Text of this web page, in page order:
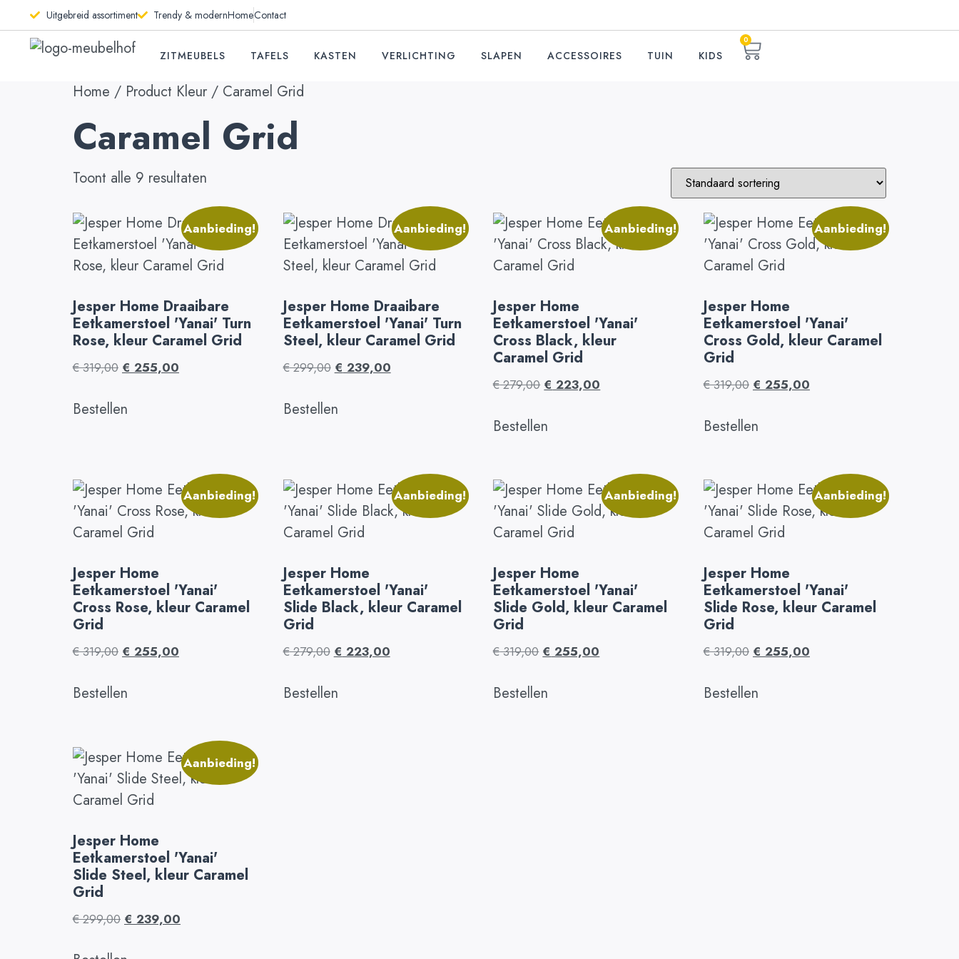
Uitgebreid assortiment Trendy & modernHomeContact
ZITMEUBELS TAFELS KASTEN VERLICHTING SLAPEN ACCESSOIRES TUIN KIDS
0
Home / Product Kleur / Caramel Grid
Caramel Grid
Toont alle 9 resultaten
Aanbieding!
Jesper Home Draaibare
Eetkamerstoel 'Yanai' Turn
Rose, kleur Caramel Grid
€319,00 € 255,00
Bestellen
Aanbieding!
Jesper Home Draaibare
Eetkamerstoel 'Yanai' Turn
Steel, kleur Caramel Grid
€299,00 € 239,00
Bestellen
Aanbieding!
Jesper Home
Eetkamerstoel 'Yanai'
Cross Black, kleur
Caramel Grid
€279,00 € 223,00
Bestellen
Aanbieding!
Jesper Home
Eetkamerstoel 'Yanai'
Cross Gold, kleur Caramel
Grid
€319,00 € 255,00
Bestellen
Aanbieding!
Jesper Home
Eetkamerstoel 'Yanai'
Cross Rose, kleur Caramel
Grid
€319,00 € 255,00
Bestellen
Aanbieding!
Jesper Home
Eetkamerstoel 'Yanai'
Slide Black, kleur Caramel
Grid
€279,00 € 223,00
Bestellen
Aanbieding!
Jesper Home
Eetkamerstoel 'Yanai'
Slide Gold, kleur Caramel
Grid
€319,00 € 255,00
Bestellen
Aanbieding!
Jesper Home
Eetkamerstoel 'Yanai'
Slide Rose, kleur Caramel
Grid
€319,00 € 255,00
Bestellen
Aanbieding!
Jesper Home
Eetkamerstoel 'Yanai'
Slide Steel, kleur Caramel
Grid
€299,00 € 239,00